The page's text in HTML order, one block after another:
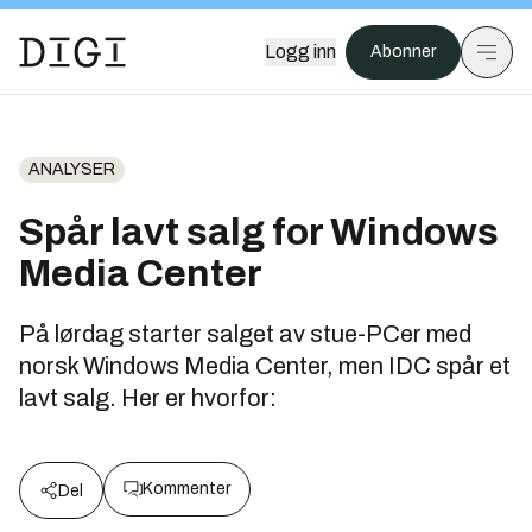
Logg inn Abonner
ANALYSER
Spår lavt salg for Windows
Media Center
På lørdag starter salget av stue-PCer med
norsk Windows Media Center, men IDC spår et
lavt salg. Her er hvorfor:
Del Kommenter